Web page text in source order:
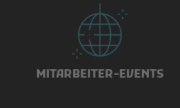
MITARBEITER-EVENTS